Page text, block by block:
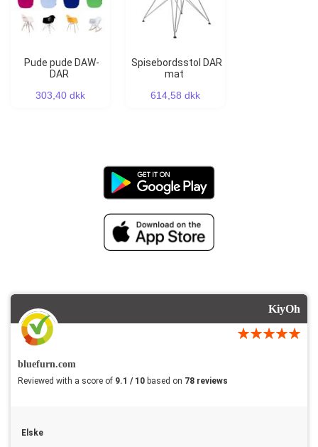
Pude pude DAW-
DAR
303,40 dkk
Spisebordsstol DAR
mat
614,58 dkk
KiyOh
bluefurn.com
Reviewed with a score of 9.1 / 10 based on 78 reviews
Elske